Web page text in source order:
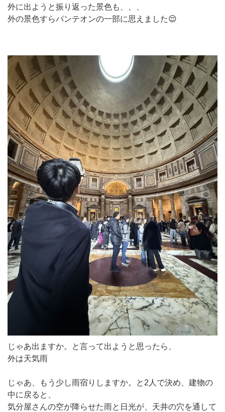
外に出ようと振り返った景色も、、、
外の景色すらパンテオンの一部に思えました😌
じゃあ出ますか。と言って出ようと思ったら、
外は天気雨
じゃあ、もう少し雨宿りしますか。と2人で決め、建物の
中に戻ると、
気分屋さんの空が降らせた雨と日光が、天井の穴を通して